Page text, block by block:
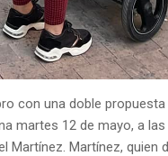
con una doble
martes 12 de mayo, a
Martínez,